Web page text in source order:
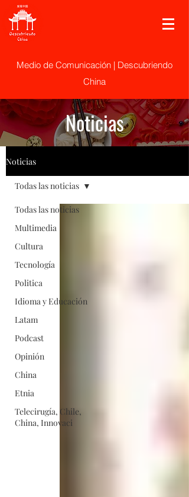
Medio de Comunicación | Descubriendo
China
Noticias
Noticias
Todas las noticias
Multimedia
Cultura
Tecnología
Politica
Idioma y Educación
Latam
Podcast
Opinión
China
Etnia
Telecirugía, Chile,
China, Innovaci
Todas las noticias